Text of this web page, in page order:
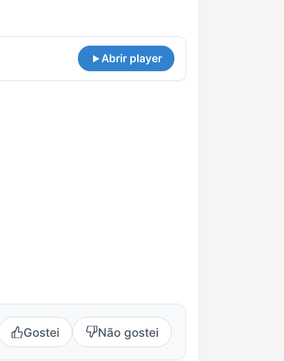
Abrir player
Gostei Não gostei